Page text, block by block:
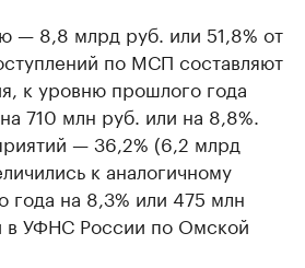
— 8,8 млрд руб. или 51,8% от
по МСП составляют
к уровню прошлого года
710 млн руб. или на 8,8%.
— 36,2% (6,2 млрд
к аналогичному
года на 8,3% или 475 млн
в УФНС России по Омской